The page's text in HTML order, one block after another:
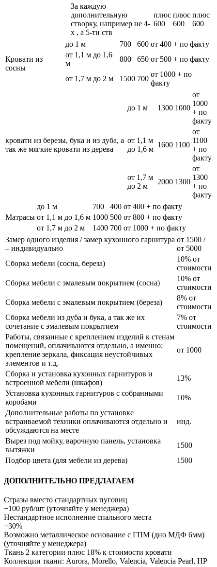
За каждую
дополнительную
створку, например не 4-
х , а 5-ти ств
плюс
600
плюс
600
плюс
600
Кровати из
сосны
до 1 м 700 600 от 400 + по факту
от 1,1 м до 1,6
м
800 650 от 500 + по факту
от 1,7 м до 2 м 1500 700
от 1000 + по
факту
кровати из березы, бука и из дуба, а
так же мягкие кровати из дерева
до 1 м 1300 1000
от
1000
+ по
факту
от 1,1 м
до 1,6 м
1600 1100
от
1100
+ по
факту
от 1,7 м
до 2 м
2000 1300
от
1300
+ по
факту
Матрасы
до 1 м 700 400 от 400 + по факту
от 1,1 м до 1,6 м 1000 500 от 800 + по факту
от 1,7 м до 2 м
1400 700 от 1000 + по факту
Замер одного изделия / замер кухонного гарнитура
– индивидуально
от 1500 /
от 5000
Сборка мебели (сосна, береза)
10% от
стоимости
Сборка мебели с эмалевым покрытием (сосна)
10% от
стоимости
Сборка мебели с эмалевым покрытием (береза)
8% от
стоимости
Сборка мебели из дуба и бука, а так же их
сочетание с эмалевым покрытием
7% от
стоимости
Работы, связанные с креплением изделий к стенам
помещений, оплачиваются отдельно, а именно:
крепление зеркала, фиксация неустойчивых
элементов и т.д.
от 1000
Сборка и установка кухонных гарнитуров и
встроенной мебели (шкафов)
13%
Установка кухонных гарнитуров с собранными
коробами
10%
Дополнительные работы по установке
встраиваемой техники оплачиваются отдельно и
обсуждаются на месте
инд.
Вырез под мойку, варочную панель, установка
вытяжки
1500
Подбор цвета (для мебели из дерева)
1500
ДОПОЛНИТЕЛЬНО ПРЕДЛАГАЕМ
Стразы вместо стандартных пуговиц
+100 руб/шт (уточняйте у менеджера)
Нестандартное исполнение спального места
+30%
Возможно металлическое основание с ГПМ (дно МДФ 6мм)
(уточняйте у менеджера)
Ткань 2 категории плюс 18% к стоимости кровати
Коллекции ткани: Aurora, Morello, Valencia, Valencia Pearl, HP